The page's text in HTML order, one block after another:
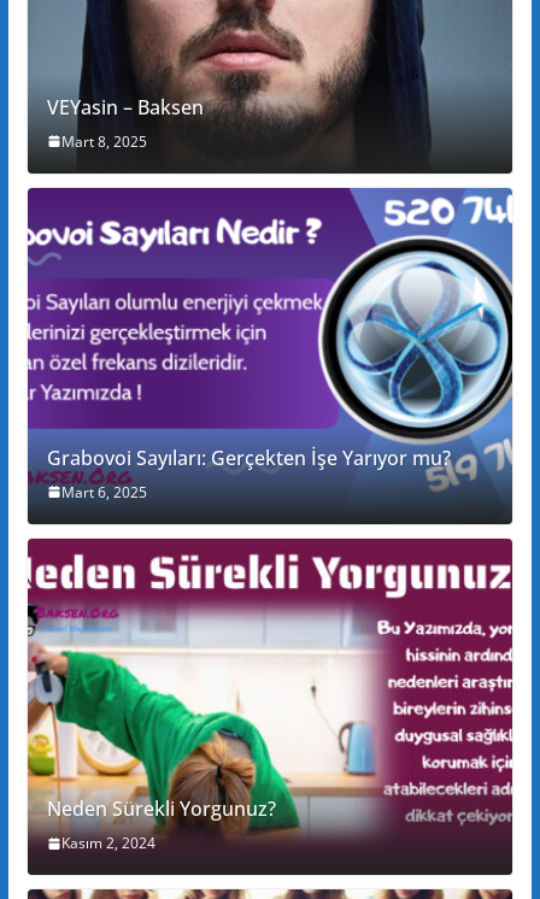
VEYasin – Baksen
Mart 8, 2025
Grabovoi Sayıları: Gerçekten İşe Yarıyor mu?
Mart 6, 2025
Neden Sürekli Yorgunuz?
Kasım 2, 2024